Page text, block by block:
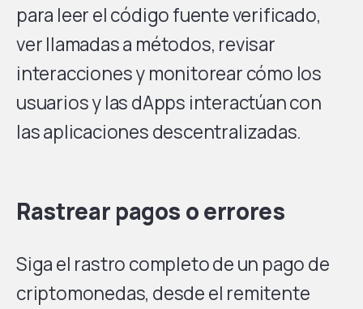
para leer el código fuente verificado,
ver llamadas a métodos, revisar
interacciones y monitorear cómo los
usuarios y las dApps interactúan con
las aplicaciones descentralizadas.
Rastrear pagos o errores
Siga el rastro completo de un pago de
criptomonedas, desde el remitente